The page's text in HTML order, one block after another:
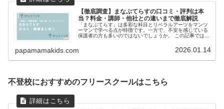
【徹底調査】まなぶてらすの口コミ・評判は本
当？料金・講師・他社との違いまで徹底解説
「まなぶてらす」は多彩な科目とリベラルアーツをマンツ
ーマンで学べる点が特徴です。一方で、不安を感じている
保護者の方も多いのではないでしょうか。 この記事では、
papamamakids.com 2026.01.14
不登校におすすめのフリースクールはこちら